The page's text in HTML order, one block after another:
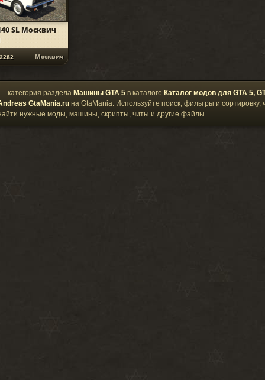
SL Москвич
2282 Москвич
категория раздела Машины GTA 5 в каталоге Каталог модов для GTA 5,
GtaMania.ru на GtaMania. Используйте поиск, фильтры и сортировку,
нужные моды, машины, скрипты, читы и другие файлы.